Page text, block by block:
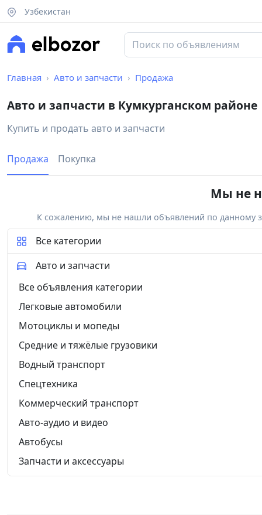
Узбекистан
Главная Авто и запчасти Продажа
Авто и запчасти в Кумкурганском районе
Купить и продать авто и запчасти
Продажа Покупка
Мы не
К сожалению, мы не нашли объявлений по данному
Все категории
Авто и запчасти
Все объявления категории
Легковые автомобили
Мотоциклы и мопеды
Средние и тяжёлые грузовики
Водный транспорт
Спецтехника
Коммерческий транспорт
Авто-аудио и видео
Автобусы
Запчасти и аксессуары